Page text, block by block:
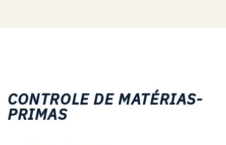
CONTROLE DE MATÉRIAS-
PRIMAS